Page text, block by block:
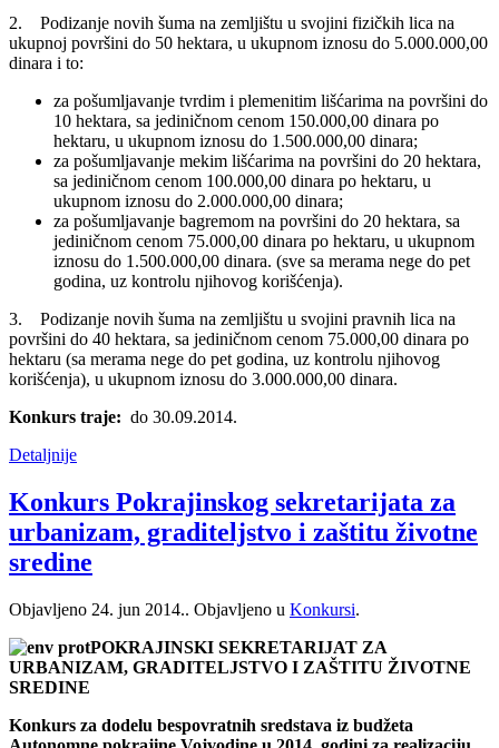
2. Podizanje novih šuma na zemljištu u svojini fizičkih lica na
ukupnoj površini do 50 hektara, u ukupnom iznosu do 5.000.000,00
dinara i to:
za pošumljavanje tvrdim i plemenitim lišćarima na površini do
10 hektara, sa jediničnom cenom 150.000,00 dinara po
hektaru, u ukupnom iznosu do 1.500.000,00 dinara;
za pošumljavanje mekim lišćarima na površini do 20 hektara,
sa jediničnom cenom 100.000,00 dinara po hektaru, u
ukupnom iznosu do 2.000.000,00 dinara;
za pošumljavanje bagremom na površini do 20 hektara, sa
jediničnom cenom 75.000,00 dinara po hektaru, u ukupnom
iznosu do 1.500.000,00 dinara. (sve sa merama nege do pet
godina, uz kontrolu njihovog korišćenja).
3. Podizanje novih šuma na zemljištu u svojini pravnih lica na
površini do 40 hektara, sa jediničnom cenom 75.000,00 dinara po
hektaru (sa merama nege do pet godina, uz kontrolu njihovog
korišćenja), u ukupnom iznosu do 3.000.000,00 dinara.
Konkurs traje: do 30.09.2014.
Detaljnije
Konkurs Pokrajinskog sekretarijata za
urbanizam, graditeljstvo i zaštitu životne
sredine
Objavljeno 24. jun 2014.. Objavljeno u Konkursi.
POKRAJINSKI SEKRETARIJAT ZA
URBANIZAM, GRADITELJSTVO I ZAŠTITU ŽIVOTNE
SREDINE
Konkurs za dodelu bespovratnih sredstava iz budžeta